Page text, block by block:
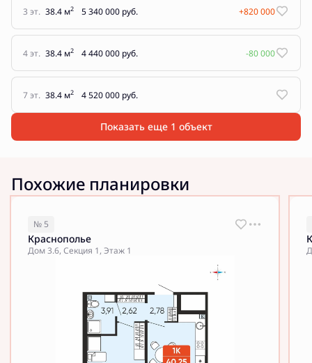
3 эт. 38.4 м2 5 340 000 руб. +820 000
4 эт. 38.4 м2 4 440 000 руб. -80 000
7 эт. 38.4 м2 4 520 000 руб.
Показать еще 1 объект
Похожие планировки
№ 5
Краснополье
Дом 3.6, Секция 1, Этаж 1